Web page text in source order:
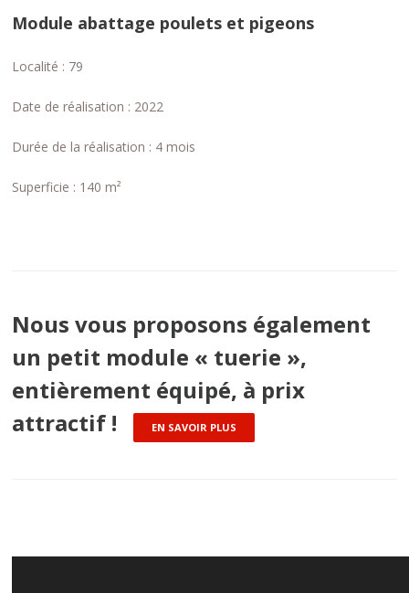
Module abattage poulets et pigeons
Localité : 79
Date de réalisation : 2022
Durée de la réalisation : 4 mois
Superficie : 140 m²
Nous vous proposons également
un petit module « tuerie »,
entièrement équipé, à prix
attractif !
EN SAVOIR PLUS